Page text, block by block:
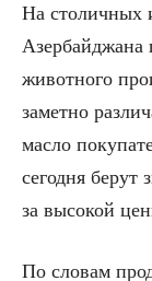
На столичных
животного
заметно
масло
сегодня берут
за высокой
По словам